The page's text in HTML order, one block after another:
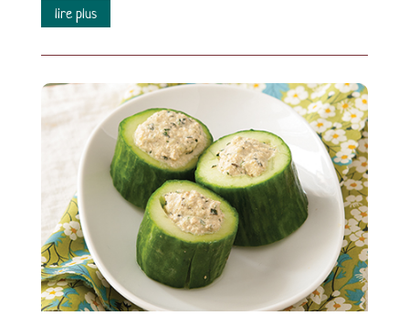
lire plus